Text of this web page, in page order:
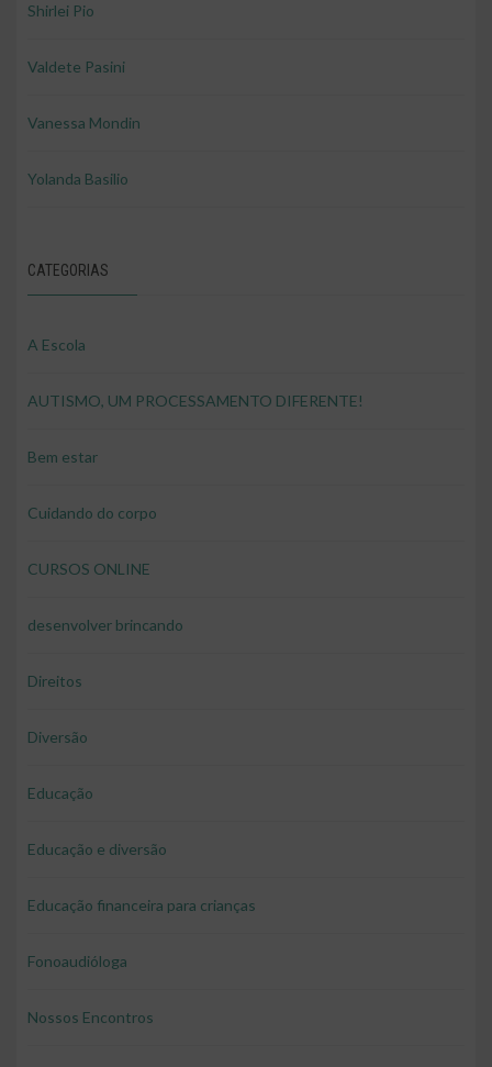
Shirlei Pio
Valdete Pasini
Vanessa Mondin
Yolanda Basilio
CATEGORIAS
A Escola
AUTISMO, UM PROCESSAMENTO DIFERENTE!
Bem estar
Cuidando do corpo
CURSOS ONLINE
desenvolver brincando
Direitos
Diversão
Educação
Educação e diversão
Educação financeira para crianças
Fonoaudióloga
Nossos Encontros